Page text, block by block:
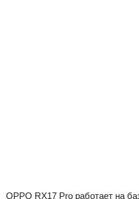
OPPO RX17 Pro работает на